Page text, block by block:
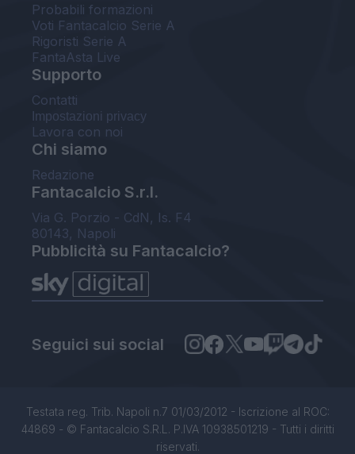
Probabili formazioni
Voti Fantacalcio Serie A
Rigoristi Serie A
FantaAsta Live
Supporto
Contatti
Impostazioni privacy
Lavora con noi
Chi siamo
Redazione
Fantacalcio S.r.l.
Via G. Porzio - CdN, Is. F4
80143, Napoli
Pubblicità su Fantacalcio?
Seguici sui social
Testata reg. Trib. Napoli n.7 01/03/2012 - Iscrizione al ROC:
44869 - © Fantacalcio S.R.L. P.IVA 10938501219 - Tutti i diritti
riservati.